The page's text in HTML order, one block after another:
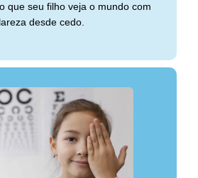
que seu filho veja o mundo com
desde cedo.